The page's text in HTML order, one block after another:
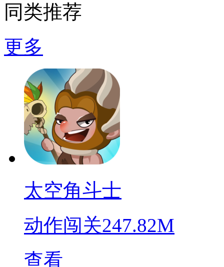
同类推荐
更多
太空角斗士
动作闯关247.82M
查看